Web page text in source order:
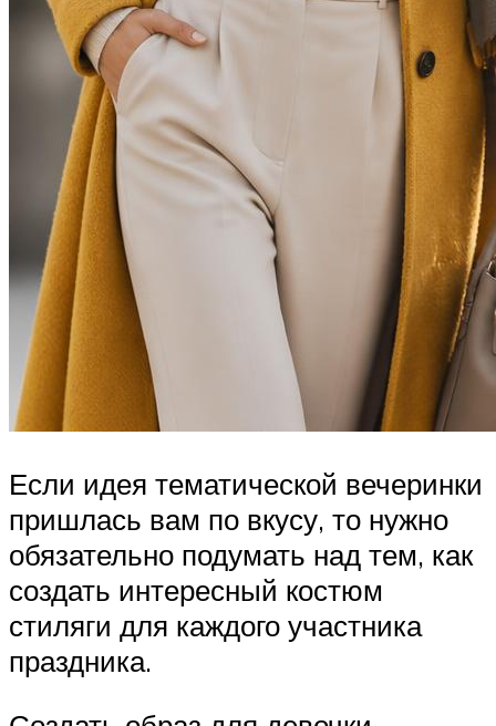
Если идея тематической вечеринки
пришлась вам по вкусу, то нужно
обязательно подумать над тем, как
создать интересный костюм
стиляги для каждого участника
праздника.